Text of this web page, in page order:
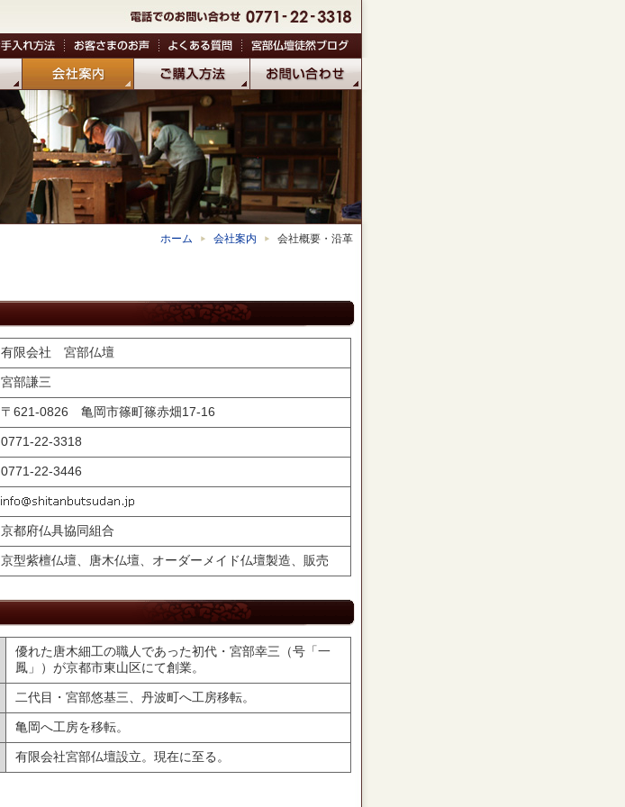
ホーム 会社案内 会社概要・沿革
有限会社 宮部仏壇
宮部謙三
〒621-0826 亀岡市篠町篠赤畑17-16
0771-22-3318
0771-22-3446
京都府仏具協同組合
京型紫檀仏壇、唐木仏壇、オーダーメイド仏壇製造、販売
優れた唐木細工の職人であった初代・宮部幸三（号「一
鳳」）が京都市東山区にて創業。
二代目・宮部悠基三、丹波町へ工房移転。
亀岡へ工房を移転。
有限会社宮部仏壇設立。現在に至る。